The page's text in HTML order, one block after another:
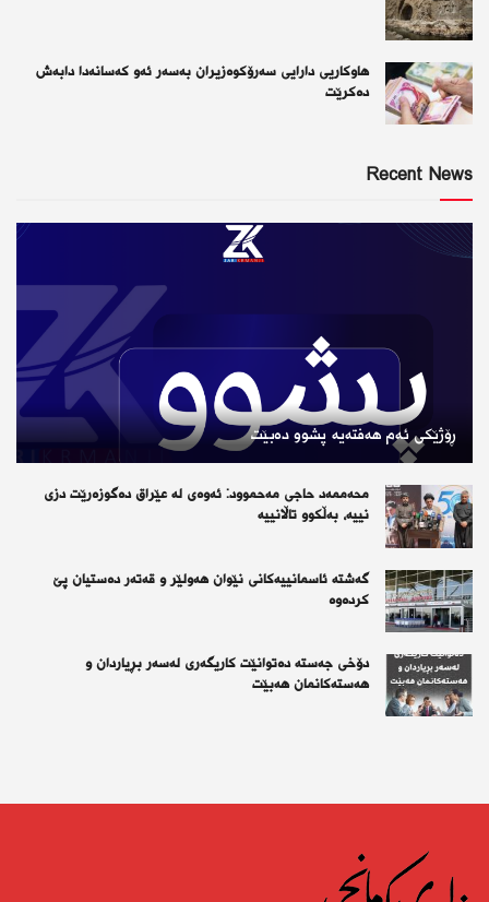
هاوکاریی دارایی سەرۆکوەزیران بەسەر ئەو كەسانەدا دابەش
دەکرێت
Recent News
ڕۆژێكی ئەم هەفتەیە پشوو دەبێت
محەممەد حاجی مەحموود: ئەوەی لە عێراق دەگوزەرێت دزی
نییە، بەڵکوو تاڵانییە
گەشتە ئاسمانییەکانی نێوان هەولێر و قەتەر دەستیان پێ
کردەوە
دۆخی جەستە دەتوانێت کاریگەری لەسەر بڕیاردان و
هەستەکانمان هەبێت